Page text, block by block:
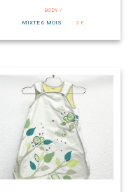
BODY /
MIXTE 6 MOIS
2 €